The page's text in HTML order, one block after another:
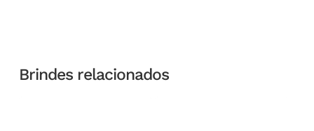
Brindes relacionados